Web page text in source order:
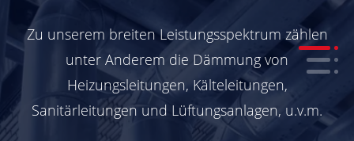
Zu unserem breiten Leistungsspektrum zählen
unter Anderem die Dämmung von
Heizungsleitungen, Kälteleitungen,
Sanitärleitungen und Lüftungsanlagen, u.v.m.